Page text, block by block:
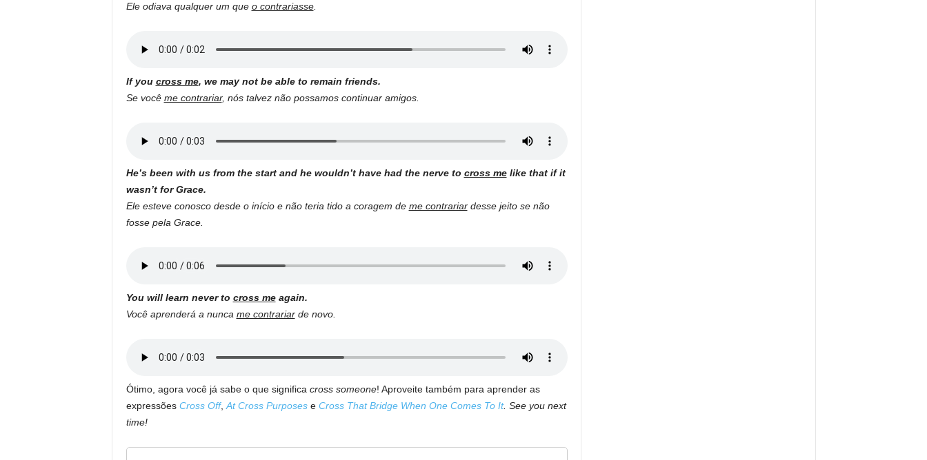
Ele odiava qualquer um que o contrariasse.
If you cross me, we may not be able to remain friends.
Se você me contrariar, nós talvez não possamos continuar amigos.
He’s been with us from the start and he wouldn’t have had the nerve to cross melike that if it
wasn’t for Grace.
Ele esteve conosco desde o início e não teria tido a coragem de me contrariardesse jeito se não
fosse pela Grace.
You will learn never to cross meagain.
Você aprenderá a nunca me contrariarde novo.
Ótimo, agora você já sabe o que significa cross someone! Aproveite também para aprender as
expressões Cross Off, At Cross Purposese Cross That Bridge When One Comes To It. See you next
time!